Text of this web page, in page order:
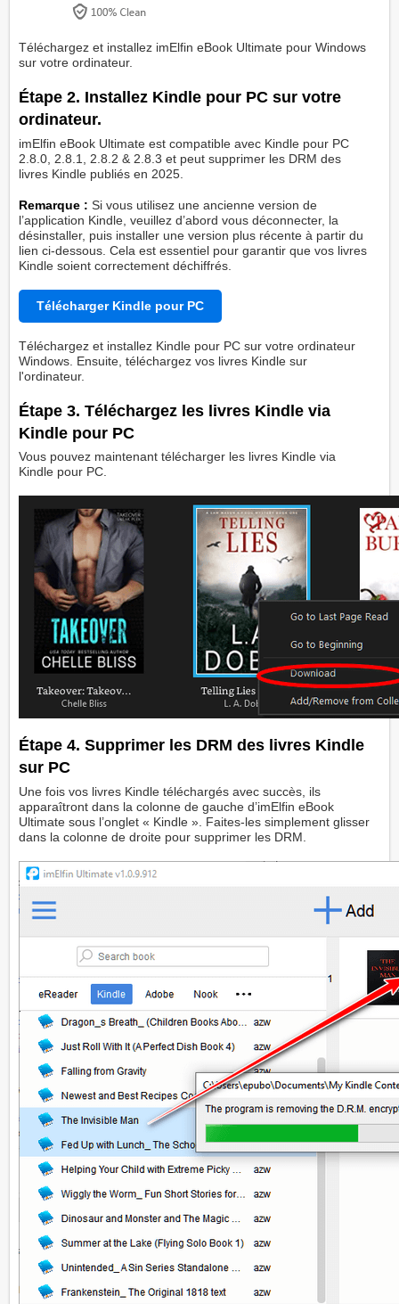
Téléchargez et installez imElfin eBook Ultimate pour Windows
sur votre ordinateur.
Étape 2. Installez Kindle pour PC sur votre
ordinateur.
imElfin eBook Ultimate est compatible avec Kindle pour PC
2.8.0, 2.8.1, 2.8.2 & 2.8.3 et peut supprimer les DRM des
livres Kindle publiés en 2025.
Remarque : Si vous utilisez une ancienne version de
l’application Kindle, veuillez d’abord vous déconnecter, la
désinstaller, puis installer une version plus récente à partir du
lien ci-dessous. Cela est essentiel pour garantir que vos livres
Kindle soient correctement déchiffrés.
Télécharger Kindle pour PC
Téléchargez et installez Kindle pour PC sur votre ordinateur
Windows. Ensuite, téléchargez vos livres Kindle sur
l'ordinateur.
Étape 3. Téléchargez les livres Kindle via
Kindle pour PC
Vous pouvez maintenant télécharger les livres Kindle via
Kindle pour PC.
Étape 4. Supprimer les DRM des livres Kindle
sur PC
Une fois vos livres Kindle téléchargés avec succès, ils
apparaîtront dans la colonne de gauche d’imElfin eBook
Ultimate sous l’onglet « Kindle ». Faites-les simplement glisser
dans la colonne de droite pour supprimer les DRM.